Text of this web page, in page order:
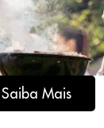
Saiba Mais